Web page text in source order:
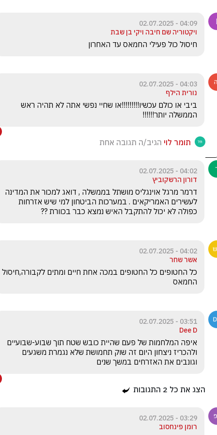
04:09 - 02.07.2025
ויקטוריה שם חיבה ויקי בן שבת
חיסול כול פעילי החמאס עד האחרון
04:03 - 02.07.2025
נורית הילף
הממשלה יותר!!!!!!
תומר לוי הגיב/ה תגובה אחת
04:02 - 02.07.2025
דורון הרשקוביץ
כפולה לא יכול להתקבל האיש נמצא כבר בכוורת ??
04:02 - 02.07.2025
אשר שחר
החמאס
03:51 - 02.07.2025
Dee D
וגונבים את האזרחים במשך שנים
הצג את כל 2 התגובות
03:29 - 02.07.2025
רומן פינחסוב